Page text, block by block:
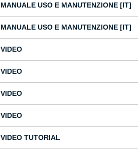
MANUALE USO E MANUTENZIONE [IT]
MANUALE USO E MANUTENZIONE [IT]
VIDEO
VIDEO
VIDEO
VIDEO
VIDEO TUTORIAL